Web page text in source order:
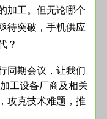
加工。但无论哪个
待突破，手机供应
？
同期会议，让我们
工设备厂商及相关
攻克技术难题，推